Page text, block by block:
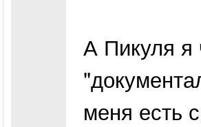
А Пикуля я
меня есть